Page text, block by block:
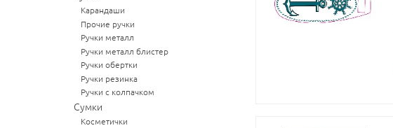
Карандаши
Прочие ручки
Ручки металл
Ручки металл блистер
Ручки обертки
Ручки резинка
Ручки с колпачком
Сумки
Косметички